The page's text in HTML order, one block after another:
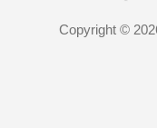
Copyright ©